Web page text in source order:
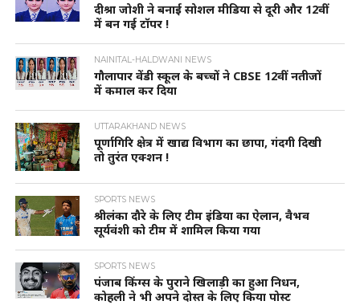
दीश्रा जोशी ने बनाई सोशल मीडिया से दूरी और 12वीं
में बन गई टॉपर !
NAINITAL-HALDWANI NEWS
गौलापार वेंडी स्कूल के बच्चों ने CBSE 12वीं नतीजों
में कमाल कर दिया
UTTARAKHAND NEWS
पूर्णागिरि क्षेत्र में खाद्य विभाग का छापा, गंदगी दिखी
तो तुरंत एक्शन !
SPORTS NEWS
श्रीलंका दौरे के लिए टीम इंडिया का ऐलान, वैभव
सूर्यवंशी को टीम में शामिल किया गया
SPORTS NEWS
पंजाब किंग्स के पुराने खिलाड़ी का हुआ निधन,
कोहली ने भी अपने दोस्त के लिए किया पोस्ट